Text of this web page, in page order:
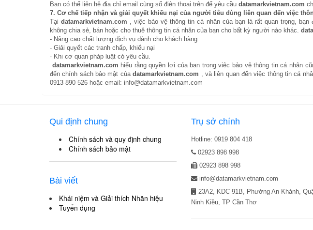
Bạn có thể liên hệ địa chỉ email cùng số điện thoại trên để yêu cầu datamarkvietnam.com
7. Cơ chế tiếp nhận và giải quyết khiếu nại của người tiêu dùng liên quan đến việc
Tạidatamarkvietnam.com , việc bảo vệ thông tin cá nhân của bạn là rất quan trọng,
không chia sẻ, bán hoặc cho thuê thông tin cá nhân của bạn cho bất kỳ người nào khác.
- Nâng cao chất lượng dịch vụ dành cho khách hàng
- Giải quyết các tranh chấp, khiếu nại
- Khi cơ quan pháp luật có yêu cầu.
datamarkvietnam.com hiểu rằng quyền lợi của bạn trong việc bảo vệ thông tin cá nhân
đến chính sách bảo mật củadatamarkvietnam.com , và liên quan đến việc thông tin cá
0913 890 526 hoặc email: info@datamarkvietnam.com
Qui định chung
Chính sách và quy định chung
Chính sách bảo mật
Bài viết
Khái niệm và Giải thích Nhãn hiệu
Tuyển dụng
Trụ sở chính
Hotline: 0919 804 418
02923 898 998
02923 898 998
info@datamarkvietnam.com
23A2, KDC 91B, Phường An Khánh,
Ninh Kiều, TP Cần Thơ